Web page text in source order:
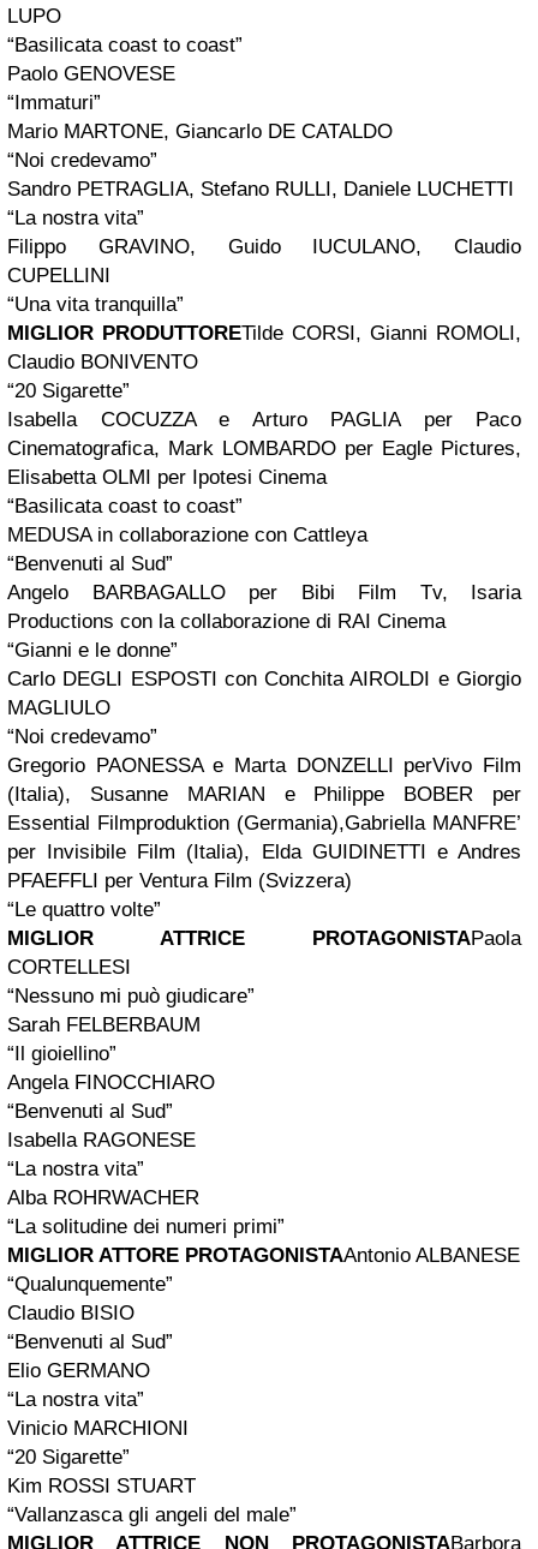
LUPO
“Basilicata coast to coast”
Paolo GENOVESE
“Immaturi”
Mario MARTONE, Giancarlo DE CATALDO
“Noi credevamo”
Sandro PETRAGLIA, Stefano RULLI, Daniele LUCHETTI
“La nostra vita”
Filippo GRAVINO, Guido IUCULANO, Claudio
CUPELLINI
“Una vita tranquilla”
MIGLIOR PRODUTTORETilde CORSI, Gianni ROMOLI,
Claudio BONIVENTO
“20 Sigarette”
Isabella COCUZZA e Arturo PAGLIA per Paco
Cinematografica, Mark LOMBARDO per Eagle Pictures,
Elisabetta OLMI per Ipotesi Cinema
“Basilicata coast to coast”
MEDUSA in collaborazione con Cattleya
“Benvenuti al Sud”
Angelo BARBAGALLO per Bibi Film Tv, Isaria
Productions con la collaborazione di RAI Cinema
“Gianni e le donne”
Carlo DEGLI ESPOSTI con Conchita AIROLDI e Giorgio
MAGLIULO
“Noi credevamo”
Gregorio PAONESSA e Marta DONZELLI perVivo Film
(Italia), Susanne MARIAN e Philippe BOBER per
Essential Filmproduktion (Germania),Gabriella MANFRE’
per Invisibile Film (Italia), Elda GUIDINETTI e Andres
PFAEFFLI per Ventura Film (Svizzera)
“Le quattro volte”
MIGLIOR ATTRICE PROTAGONISTAPaola
CORTELLESI
“Nessuno mi può giudicare”
Sarah FELBERBAUM
“Il gioiellino”
Angela FINOCCHIARO
“Benvenuti al Sud”
Isabella RAGONESE
“La nostra vita”
Alba ROHRWACHER
“La solitudine dei numeri primi”
MIGLIOR ATTORE PROTAGONISTAAntonio ALBANESE
“Qualunquemente”
Claudio BISIO
“Benvenuti al Sud”
Elio GERMANO
“La nostra vita”
Vinicio MARCHIONI
“20 Sigarette”
Kim ROSSI STUART
“Vallanzasca gli angeli del male”
MIGLIOR ATTRICE NON PROTAGONISTABarbora